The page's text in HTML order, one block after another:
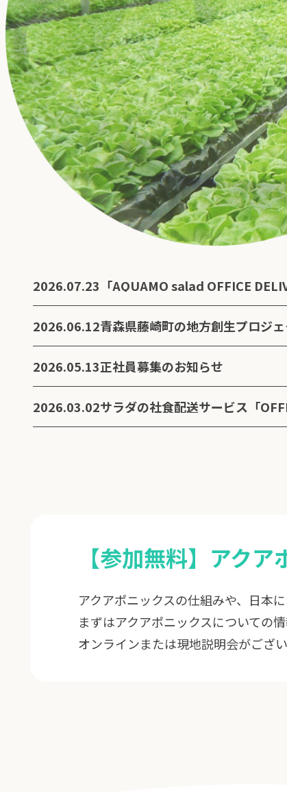
2026.07.23
2026.06.12
2026.05.13正社員募集のお知らせ
2026.03.02サラダの社食配送サービス「
【参加無料】アク
アクアポニックスの仕組みや、日本
まずはアクアポニックスについての
オンラインまたは現地説明会がござい